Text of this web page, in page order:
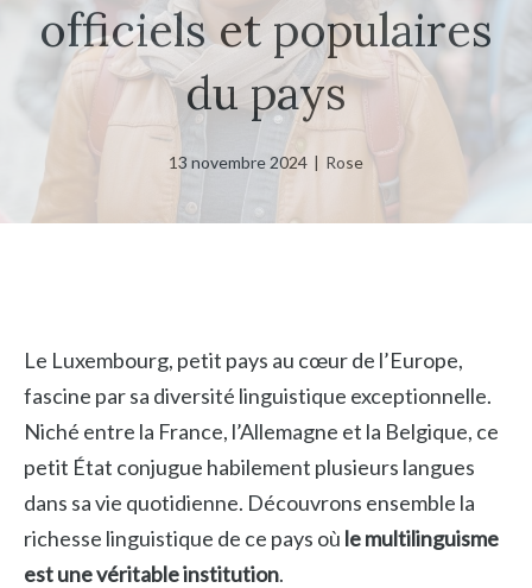
officiels et populaires
du pays
13 novembre 2024 | Rose
Le Luxembourg, petit pays au cœur de l’Europe,
fascine par sa diversité linguistique exceptionnelle.
Niché entre la France, l’Allemagne et la Belgique, ce
petit État conjugue habilement plusieurs langues
dans sa vie quotidienne. Découvrons ensemble la
richesse linguistique de ce pays où le multilinguisme
est une véritable institution.